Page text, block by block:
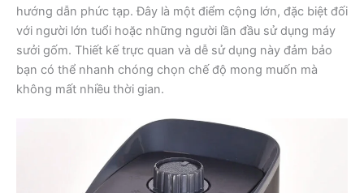
hướng dẫn phức tạp. Đây là một điểm cộng lớn, đặc biệt đối
với người lớn tuổi hoặc những người lần đầu sử dụng máy
sưởi gốm. Thiết kế trực quan và dễ sử dụng này đảm bảo
bạn có thể nhanh chóng chọn chế độ mong muốn mà
không mất nhiều thời gian.